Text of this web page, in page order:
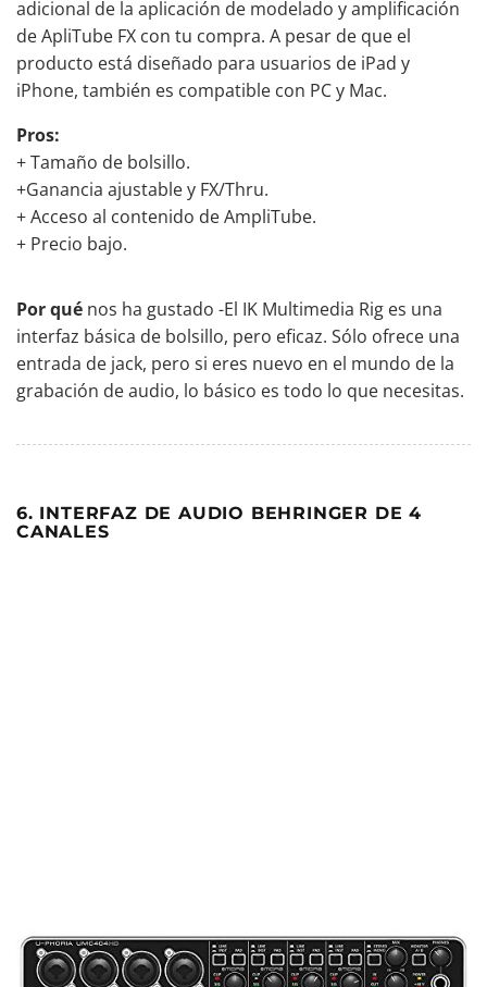
adicional de la aplicación de modelado y amplificación
de ApliTube FX con tu compra. A pesar de que el
producto está diseñado para usuarios de iPad y
iPhone, también es compatible con PC y Mac.
Pros:
+ Tamaño de bolsillo.
+Ganancia ajustable y FX/Thru.
+ Acceso al contenido de AmpliTube.
+ Precio bajo.
Por qué nos ha gustado -El IK Multimedia Rig es una
interfaz básica de bolsillo, pero eficaz. Sólo ofrece una
entrada de jack, pero si eres nuevo en el mundo de la
grabación de audio, lo básico es todo lo que necesitas.
6. INTERFAZ DE AUDIO BEHRINGER DE 4
CANALES